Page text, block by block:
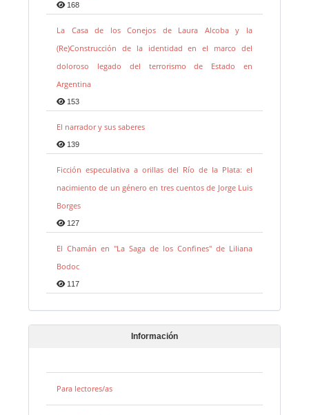
168
La Casa de los Conejos de Laura Alcoba y la
(Re)Construcción de la identidad en el marco del
doloroso legado del terrorismo de Estado en
Argentina
153
El narrador y sus saberes
139
Ficción especulativa a orillas del Río de la Plata: el
nacimiento de un género en tres cuentos de Jorge Luis
Borges
127
El Chamán en "La Saga de los Confines" de Liliana
Bodoc
117
Información
Para lectores/as